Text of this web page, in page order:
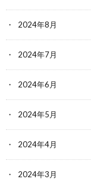
2024年8月
2024年7月
2024年6月
2024年5月
2024年4月
2024年3月